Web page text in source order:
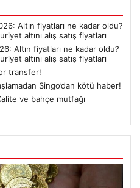
Altın fiyatları ne kadar oldu?
altını alış satış fiyatları
Altın fiyatları ne kadar oldu?
altını alış satış fiyatları
transfer!
Singo’dan kötü haber!
ve bahçe mutfağı